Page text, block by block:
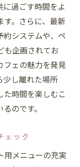
過ごす時間をよ
す。さらに、最新
約システムや、ペ
も企画されてお
フェの魅力を発見
少し離れた場所
た時間を楽しむこ
のです。
ェック
用メニューの充実